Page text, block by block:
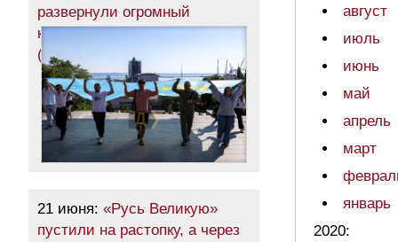
развернули огромный
крымскотатарский флаг
(фото)
21 июня: «Русь Великую»
пустили на растопку, а через
август
июль
июнь
май
апрель
март
январь
2020: